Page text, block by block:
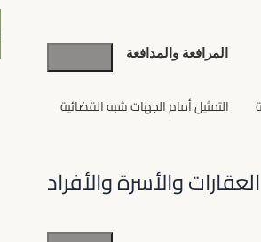
المرافعة والمدافعة
التمثيل أمام الجهات شبه القضائية
العقارات والأسرة والأفراد